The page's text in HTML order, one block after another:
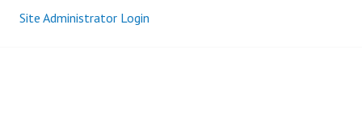
Site Administrator Login